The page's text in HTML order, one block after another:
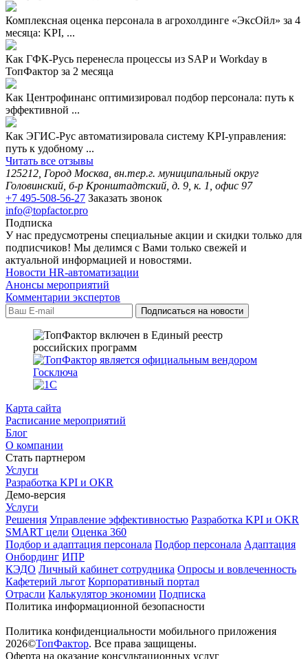
Комплексная оценка персонала в агрохолдинге «ЭксОйл» за 4
месяца: KPI, ...
Как ГФК-Русь перенесла процессы из SAP и Workday в
ТопФактор за 2 месяца
Как Центрофинанс оптимизировал подбор персонала: путь к
эффективной ...
Как ЭГИС-Рус автоматизировала систему KPI-управления:
путь к удобному ...
Читать все отзывы
125212, Город Москва, вн.тер.г. муниципальный округ
Головинский, б-р Кронштадтский, д. 9, к. 1, офис 97
+7 495-508-56-27 Заказать звонок
info@topfactor.pro
Подписка
У нас предусмотрены специальные акции и скидки только для
подписчиков! Мы делимся с Вами только свежей и
актуальной информацией и новостями.
Новости HR-автоматизации
Анонсы мероприятий
Комментарии экспертов
Карта сайта
Расписание мероприятий
Блог
О компании
Стать партнером
Услуги
Разработка KPI и OKR
Демо-версия
Услуги
Решения Управление эффективностью Разработка KPI и OKR
SMART цели Оценка 360
Подбор и адаптация персонала Подбор персонала Адаптация
Онбординг ИПР
КЭДО Личный кабинет сотрудника Опросы и вовлеченность
Кафетерий льгот Корпоративный портал
Отрасли Калькулятор экономии Подписка
Политика информационной безопасности
Политика конфиденциальности мобильного приложения
2026©ТопФактор. Все права защищены.
Оферта на оказание консультационных услуг